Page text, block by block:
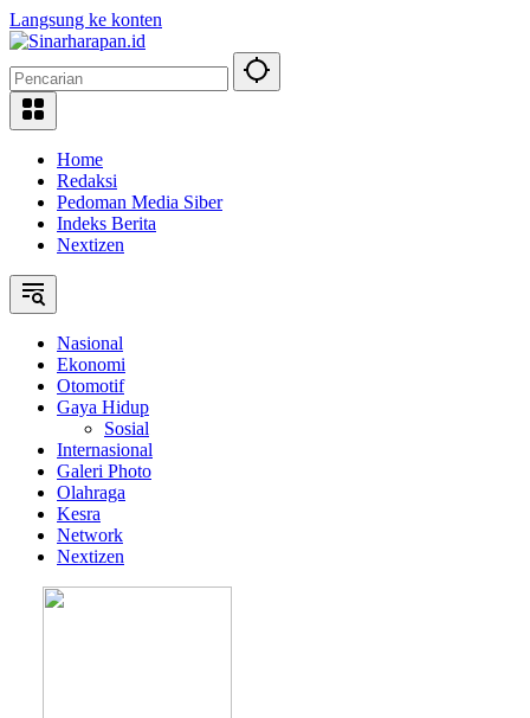
Langsung ke konten
Home
Redaksi
Pedoman Media Siber
Indeks Berita
Nextizen
Nasional
Ekonomi
Otomotif
Gaya Hidup
Sosial
Internasional
Galeri Photo
Olahraga
Kesra
Network
Nextizen